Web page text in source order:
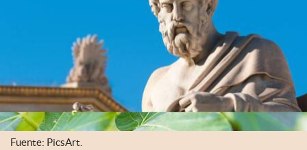
Fuente: PicsArt.